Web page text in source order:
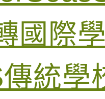
國際
統學